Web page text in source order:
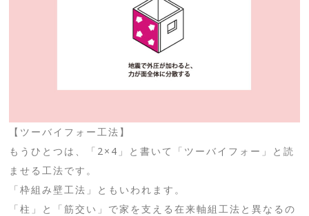
【ツーバイフォー工法】
もうひとつは、「2×4」と書いて「ツーバイフォー」と読
ませる工法です。
「枠組み壁工法」ともいわれます。
「柱」と「筋交い」で家を支える在来軸組工法と異なるの